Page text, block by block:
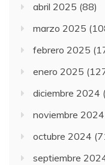
abril 2025 (88)
marzo 2025
febrero 2025
enero 2025
diciembre 2024
noviembre 2024
octubre 2024
septiembre